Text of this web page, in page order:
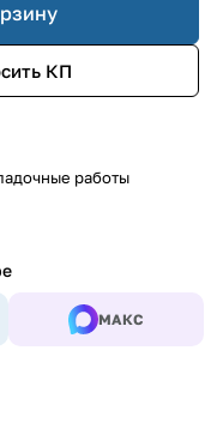
КП
работы
МАКС